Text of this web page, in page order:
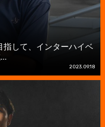
指して、インターハイベ
2023.09.18